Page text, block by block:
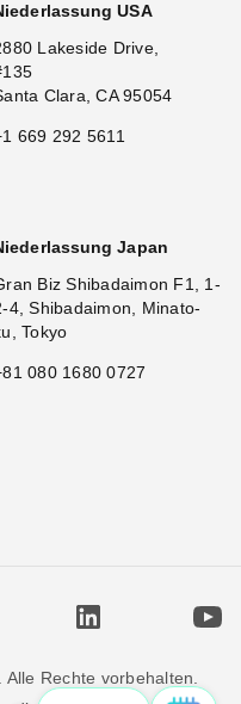
USA
Lakeside Drive,
Clara, CA 95054
669 292 5611
Japan
Biz Shibadaimon F1, 1-
4, Shibadaimon, Minato-
Tokyo
080 1680 0727
Rechte vorbehalten.